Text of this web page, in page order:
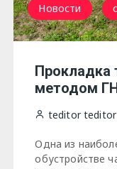
Новости
Прокладка
методом
teditor teditor
Одна из
обустройстве